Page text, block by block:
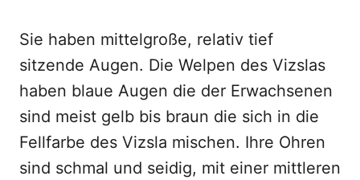
Sie haben mittelgroße, relativ tief
sitzende Augen. Die Welpen des Vizslas
haben blaue Augen die der Erwachsenen
sind meist gelb bis braun die sich in die
Fellfarbe des Vizsla mischen. Ihre Ohren
sind schmal und seidig, mit einer mittleren